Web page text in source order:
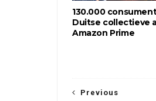
130.000
Duitse collectieve
Amazon Prime
Previous